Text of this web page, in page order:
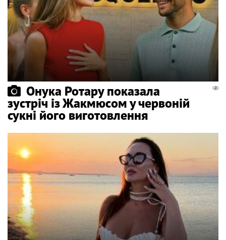
Онука Ротару показала
зустріч із Жакмюсом у червоній
сукні його виготовлення